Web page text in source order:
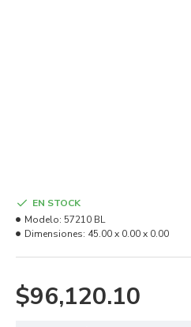
EN STOCK
Modelo: 57210 BL
Dimensiones: 45.00 x 0.00 x 0.00
$96,120.10